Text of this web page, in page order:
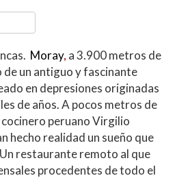
Moray, a 3.900 metros de
un antiguo y fascinante
en depresiones originadas
de años. A pocos metros de
peruano Virgilio
hecho realidad un sueño que
restaurante remoto al que
procedentes de todo el